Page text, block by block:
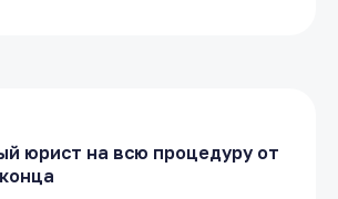
юрист на всю процедуру от